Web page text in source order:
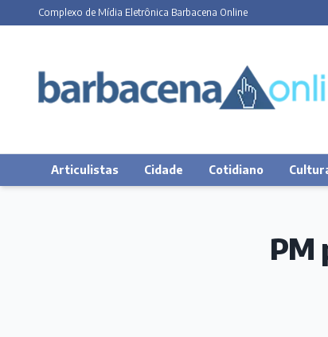
Complexo de Mídia Eletrônica Barbacena Online
Articulistas Cidade Cotidiano
PM